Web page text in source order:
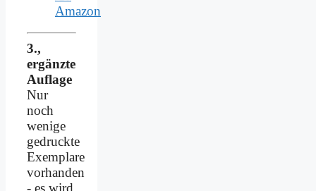
Amazon
3.,
ergänzte
Auflage
Nur
noch
wenige
gedruckte
Exemplare
vorhanden
- es wird